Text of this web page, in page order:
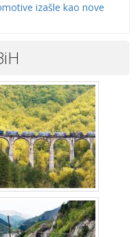
izašle kao nove